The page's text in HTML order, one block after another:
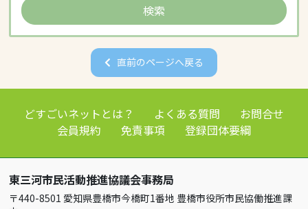
直前のページへ戻る
どすごいネットとは？ よくある質問
お問合せ
会員規約
免責事項 登録団体要綱
東三河市民活動推進協議会事務局
〒440-8501 愛知県豊橋市今橋町1番地 豊橋市役所市民協働推進課